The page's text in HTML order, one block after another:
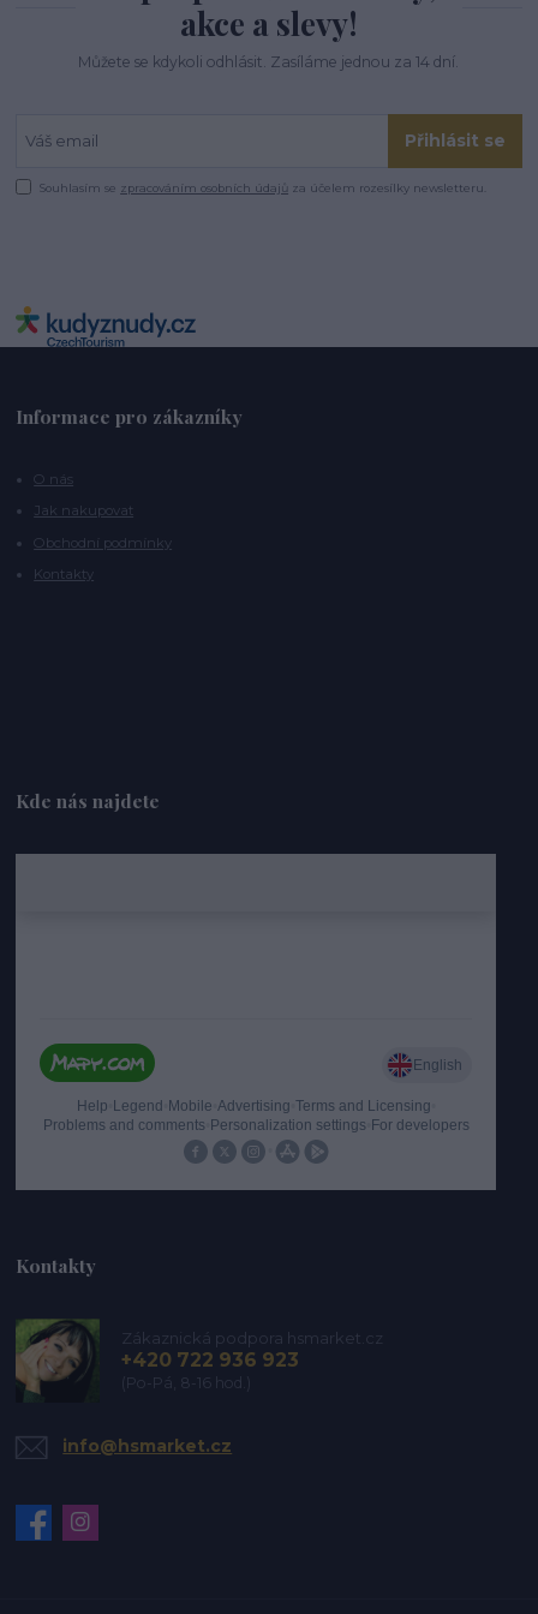
akce a slevy!
Můžete se kdykoli odhlásit. Zasíláme jednou za 14 dní.
Přihlásit se
Souhlasím se zpracováním osobních údajů za účelem rozesílky newsletteru.
Informace pro zákazníky
O nás
Jak nakupovat
Obchodní podmínky
Kontakty
Kde nás najdete
Kontakty
Zákaznická podpora hsmarket.cz
+420 722 936 923
(Po-Pá, 8-16 hod.)
info@hsmarket.cz